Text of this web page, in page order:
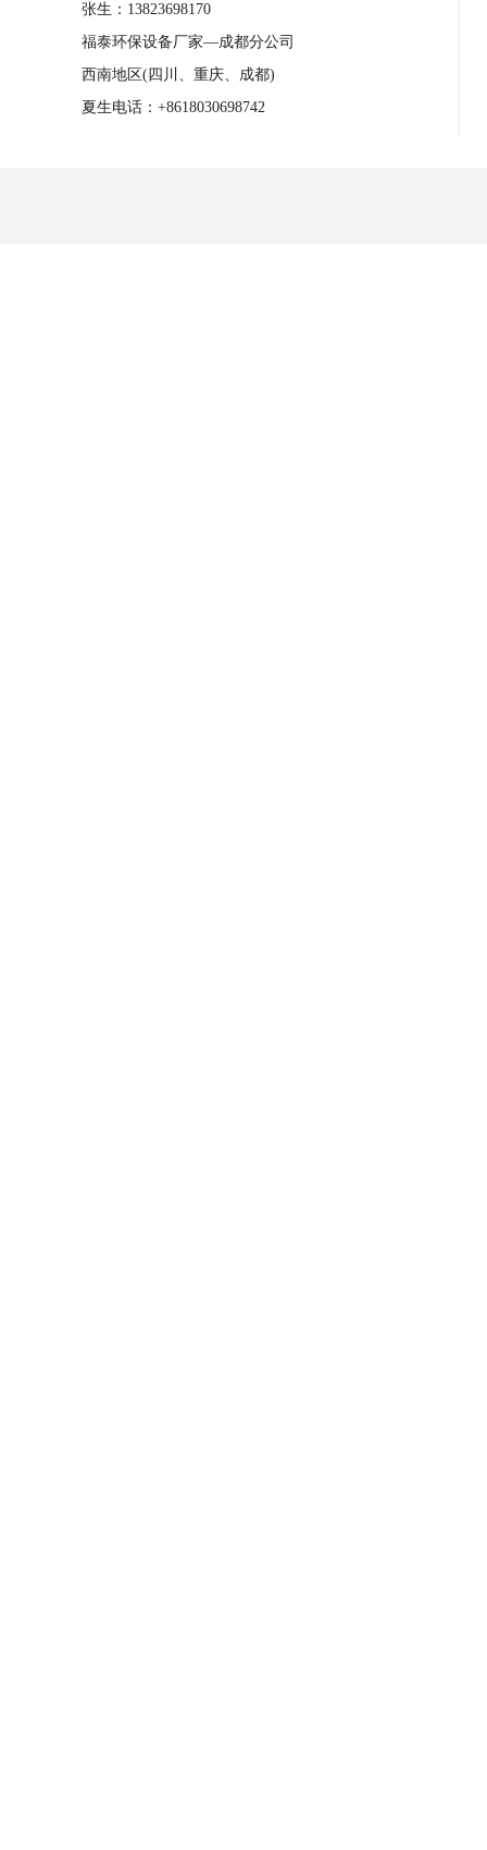
张生：13823698170
福泰环保设备厂家—成都分公司
西南地区(四川、重庆、成都)
夏生电话：+8618030698742